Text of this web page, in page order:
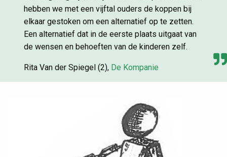
hebben we met een vijftal ouders de koppen bij
elkaar gestoken om een alternatief op te zetten.
Een alternatief dat in de eerste plaats uitgaat van
de wensen en behoeften van de kinderen zelf.
Rita Van der Spiegel (2), De Kompanie